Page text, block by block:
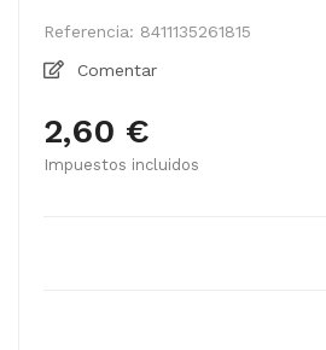
Referencia: 8411135261815
Comentar
2,60 €
Impuestos incluidos